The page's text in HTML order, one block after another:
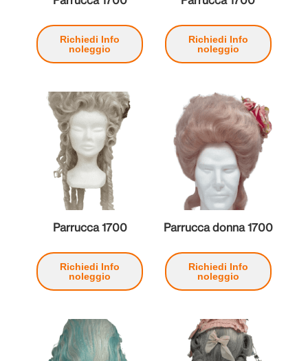
Richiedi Info
noleggio
Richiedi Info
noleggio
Parrucca 1700
Richiedi Info
noleggio
Parrucca donna 1700
Richiedi Info
noleggio